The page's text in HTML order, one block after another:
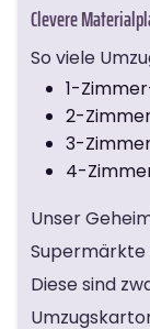
Clevere
So viele
1-
2-
3-
4-
Unser
Supermärkte
Diese sind